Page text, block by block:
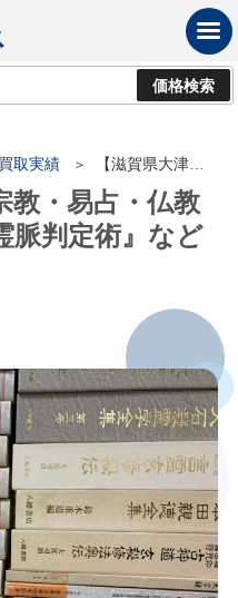
買取実績 【滋賀県大津市】宗教・易占・仏教書の出張買取。『霊脈判定術』などを査定
教・易占・仏教
脈判定術』など